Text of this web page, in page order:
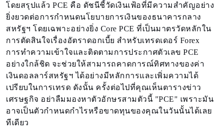
โดยสรุปแล้ว PCE คือ ดัชนีชี้วัดเงินเฟ้อที่มีความสำคัญอย่าง
ยิ่งยวดต่อการกำหนดนโยบายการเงินของธนาคารกลาง
สหรัฐฯ โดยเฉพาะอย่างยิ่ง Core PCE ที่เป็นมาตรวัดหลักใน
การตัดสินใจเรื่องอัตราดอกเบี้ย สำหรับเทรดเดอร์ Forex
การทำความเข้าใจและติดตามการประกาศตัวเลข PCE
อย่างใกล้ชิด จะช่วยให้สามารถคาดการณ์ทิศทางของค่า
เงินดอลลาร์สหรัฐฯ ได้อย่างมีหลักการและเพิ่มความได้
เปรียบในการเทรด ดังนั้น ครั้งต่อไปที่คุณเห็นตารางข่าว
เศรษฐกิจ อย่าลืมมองหาตัวอักษรสามตัวนี้ "PCE" เพราะมัน
อาจเป็นตัวกำหนดกำไรหรือขาดทุนของคุณในวันนั้นได้เลย
ทีเดียว